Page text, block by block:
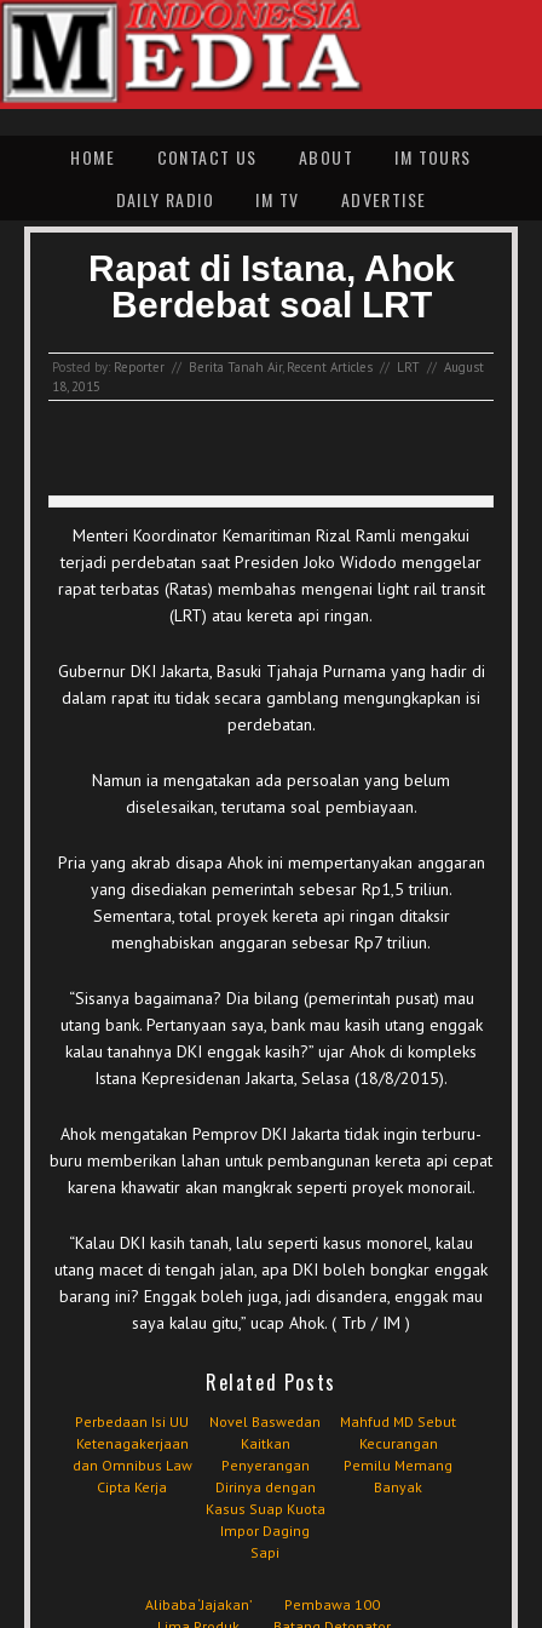
HOME CONTACT US ABOUT
IM TOURS
DAILY RADIO
IM TV ADVERTISE
Rapat di Istana, Ahok
Berdebat soal LRT
Posted by: Reporter // Berita Tanah Air, Recent Articles // LRT // August
18, 2015
Menteri Koordinator Kemaritiman Rizal Ramli mengakui
terjadi perdebatan saat Presiden Joko Widodo menggelar
rapat terbatas (Ratas) membahas mengenai light rail transit
(LRT) atau kereta api ringan.
Gubernur DKI Jakarta, Basuki Tjahaja Purnama yang hadir di
dalam rapat itu tidak secara gamblang mengungkapkan isi
perdebatan.
Namun ia mengatakan ada persoalan yang belum
diselesaikan, terutama soal pembiayaan.
Pria yang akrab disapa Ahok ini mempertanyakan anggaran
yang disediakan pemerintah sebesar Rp1,5 triliun.
Sementara, total proyek kereta api ringan ditaksir
menghabiskan anggaran sebesar Rp7 triliun.
“Sisanya bagaimana? Dia bilang (pemerintah pusat) mau
utang bank. Pertanyaan saya, bank mau kasih utang enggak
kalau tanahnya DKI enggak kasih?” ujar Ahok di kompleks
Istana Kepresidenan Jakarta, Selasa (18/8/2015).
Ahok mengatakan Pemprov DKI Jakarta tidak ingin terburu-
buru memberikan lahan untuk pembangunan kereta api cepat
karena khawatir akan mangkrak seperti proyek monorail.
“Kalau DKI kasih tanah, lalu seperti kasus monorel, kalau
utang macet di tengah jalan, apa DKI boleh bongkar enggak
barang ini? Enggak boleh juga, jadi disandera, enggak mau
saya kalau gitu,” ucap Ahok. ( Trb / IM )
Related Posts
Perbedaan Isi UU
Ketenagakerjaan
dan Omnibus Law
Cipta Kerja
Novel Baswedan
Kaitkan
Penyerangan
Dirinya dengan
Kasus Suap Kuota
Impor Daging
Sapi
Mahfud MD Sebut
Kecurangan
Pemilu Memang
Banyak
Alibaba ‘Jajakan’
Pembawa 100